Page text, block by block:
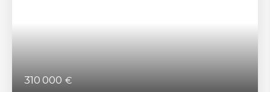
310 000 €